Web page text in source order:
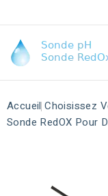
Accueil Choisissez
Sonde RedOX Pour